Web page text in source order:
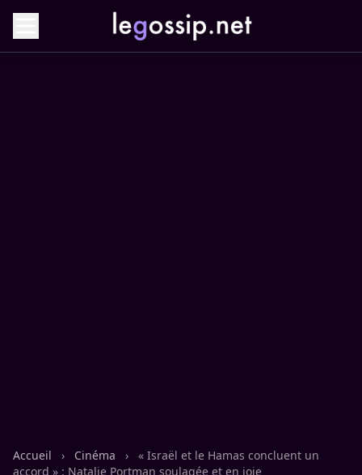
Accueil › Cinéma ›
« Israël et le Hamas concluent un
accord » : Natalie Portman soulagée et en joie